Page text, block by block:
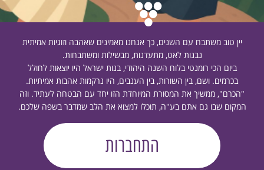
יין טוב משתבח עם השנים, כך אנחנו מאמינים שאהבה וזוגיות אמיתית
נבנות לאט, מתעדנות, מבשילות ומשתבחות.
ביום הכי רומנטי בלוח השנה היהודי, בנות ישראל היו יוצאות לחולל
בכרמים. ושם, בין השורות, בין הענבים, היו נרקמות אהבות אמיתיות.
"הכרם", ממשיך את המסורת המיוחדת הזו יחד עם הבטחה לעתיד. וזה
המקום שבו גם אתם בע"ה, תוכלו למצוא את הלב שמדבר בשפה שלכם.
התחברות